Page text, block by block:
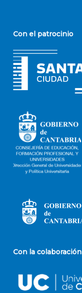
Con el patrocinio
Con la colaboración